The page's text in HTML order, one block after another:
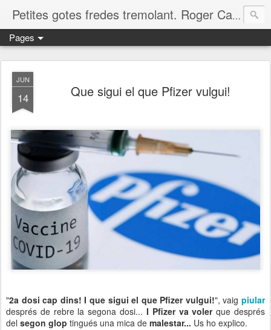
Petites gotes fredes tremolant. Roger Casero Gumbau. Girona
Pages
JUN
14 Que sigui el que Pfizer vulgui!
"2a dosi cap dins! I que sigui el que Pfizer vulgui!", vaigpiular
després de rebre la segona dosi... I Pfizer va volerque després
del segon glop tingués una mica de malestar... Us ho explico.